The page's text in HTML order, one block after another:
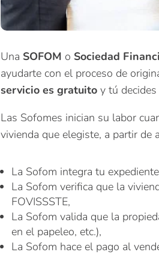
Una SOFOM o Sociedad
ayudarte con el proceso de
servicio es gratuitoy tú
Las Sofomes inician su labor
vivienda que elegiste, a partir de
La Sofom integra tu
La Sofom verifica que la
FOVISSSTE,
La Sofom valida que la
en el papeleo, etc.),
La Sofom hace el pago al